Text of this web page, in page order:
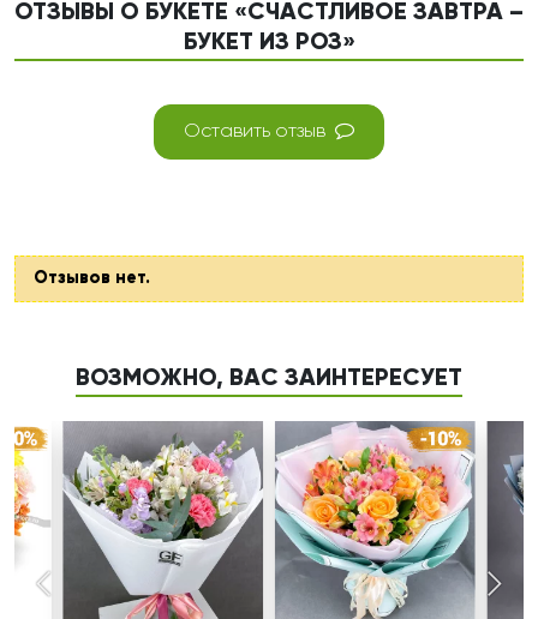
ОТЗЫВЫ О БУКЕТЕ «СЧАСТЛИВОЕ ЗАВТРА –
БУКЕТ ИЗ РОЗ»
Оставить отзыв
Отзывов нет.
ВОЗМОЖНО, ВАС ЗАИНТЕРЕСУЕТ